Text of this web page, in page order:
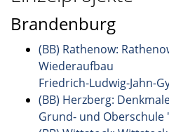
Brandenburg
(BB) Rathenow:
Wiederaufbau
Friedrich-Ludwig-Jahn-
(BB) Herzberg:
Grund- und Oberschule